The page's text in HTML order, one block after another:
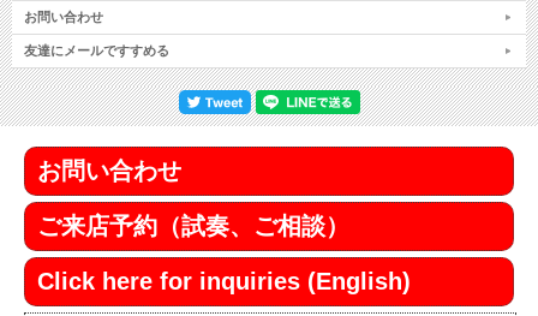
お問い合わせ
友達にメールですすめる
お問い合わせ
ご来店予約（試奏、ご相談）
Click here for inquiries (English)